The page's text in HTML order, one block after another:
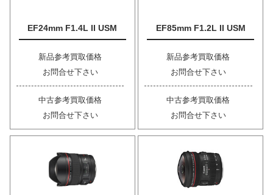
EF24mm F1.4L II USM
新品参考買取価格
お問合せ下さい
中古参考買取価格
お問合せ下さい
EF85mm F1.2L II USM
新品参考買取価格
お問合せ下さい
中古参考買取価格
お問合せ下さい